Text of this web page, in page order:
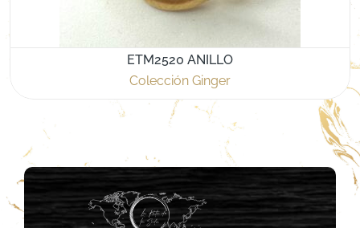
ETM2520 ANILLO
Colección Ginger